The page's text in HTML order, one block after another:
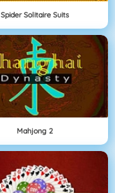
Spider Solitaire Suits
Mahjong 2